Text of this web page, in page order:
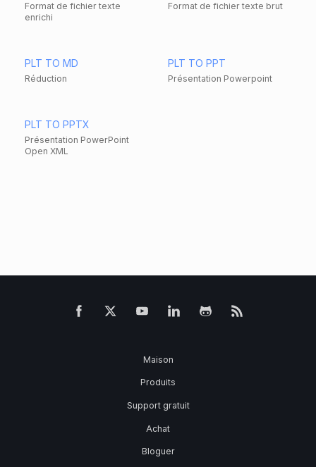
Format de fichier texte
enrichi
Format de fichier texte brut
PLT TO MD
Réduction
PLT TO PPT
Présentation Powerpoint
PLT TO PPTX
Présentation PowerPoint
Open XML
Maison
Produits
Support gratuit
Achat
Bloguer